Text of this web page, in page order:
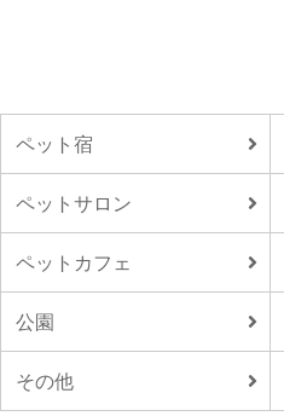
ペット宿
ペットサロン
ペットカフェ
公園
その他